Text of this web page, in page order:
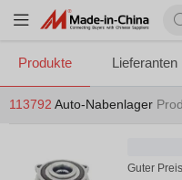
Produkte Lieferanten
113792 Auto-Nabenlager
Guter